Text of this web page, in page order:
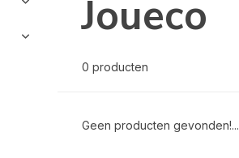
Joueco
0 producten
Geen producten gevonden!...